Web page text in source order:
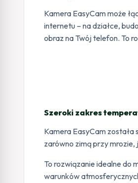
Kamera EasyCam może
internetu – na działce,
obraz na Twój telefon. To
Szeroki zakres
Kamera EasyCam
zarówno zimą przy mrozie,
To rozwiązanie idealne do
warunków